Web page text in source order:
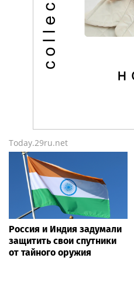
Today.29ru.net
Россия и Индия задумали
защитить свои спутники
от тайного оружия